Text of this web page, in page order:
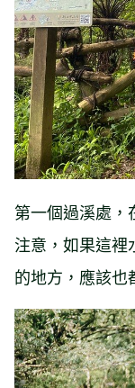
第一個過溪處，
注意，如果這
的地方，應該也